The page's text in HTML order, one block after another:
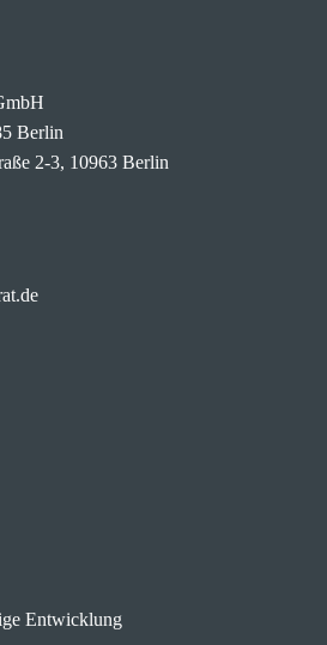
Berlin
2-3, 10963 Berlin
Entwicklung